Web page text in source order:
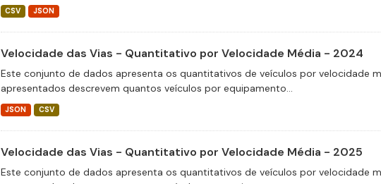
CSV JSON
Velocidade das Vias - Quantitativo por Velocidade Média - 2024
Este conjunto de dados apresenta os quantitativos de veículos por velocidade
apresentados descrevem quantos veículos por equipamento...
JSON CSV
Velocidade das Vias - Quantitativo por Velocidade Média - 2025
Este conjunto de dados apresenta os quantitativos de veículos por velocidade